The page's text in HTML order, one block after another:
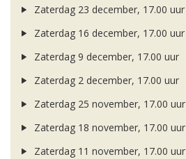
Zaterdag 23 december, 17.00 uur
Zaterdag 16 december, 17.00 uur
Zaterdag 9 december, 17.00 uur
Zaterdag 2 december, 17.00 uur
Zaterdag 25 november, 17.00 uur
Zaterdag 18 november, 17.00 uur
Zaterdag 11 november, 17.00 uur